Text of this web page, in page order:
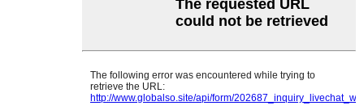
Swahili
Tajik
Telugu
Ukrainian
Urdu